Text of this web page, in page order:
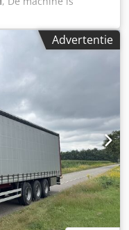
afwerk- en
gegevens: Fabrikant:
1962
750 mm Werkhoogte:
mm Verstelbare
opvangcollector
Ahbsk Zware,
in
die
en proefdraai zijn
Advertentie